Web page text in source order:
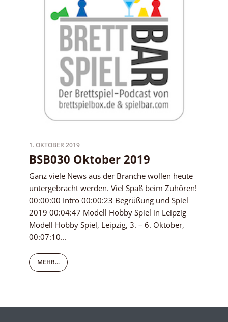
1. OKTOBER 2019
BSB030 Oktober 2019
Ganz viele News aus der Branche wollen heute
untergebracht werden. Viel Spaß beim Zuhören!
00:00:00 Intro 00:00:23 Begrüßung und Spiel
2019 00:04:47 Modell Hobby Spiel in Leipzig
Modell Hobby Spiel, Leipzig, 3. – 6. Oktober,
00:07:10...
MEHR...